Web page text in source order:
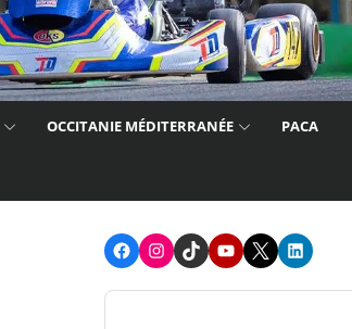
OCCITANIE MÉDITERRANÉE PACA
FacebookInstagram
TikTokYoutube
X LinkedIn